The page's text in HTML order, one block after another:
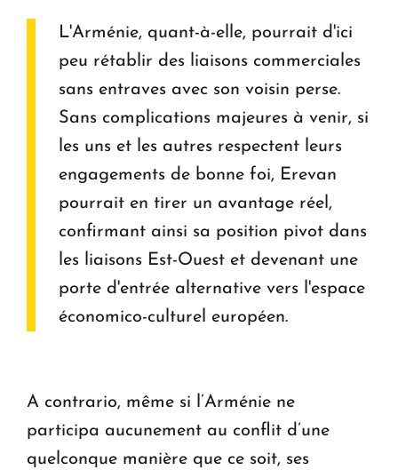
L'Arménie, quant-à-elle, pourrait d'ici
peu rétablir des liaisons commerciales
sans entraves avec son voisin perse.
Sans complications majeures à venir, si
les uns et les autres respectent leurs
engagements de bonne foi, Erevan
pourrait en tirer un avantage réel,
confirmant ainsi sa position pivot dans
les liaisons Est-Ouest et devenant une
porte d'entrée alternative vers l'espace
économico-culturel européen.
A contrario, même si l’Arménie ne
participa aucunement au conflit d’une
quelconque manière que ce soit, ses